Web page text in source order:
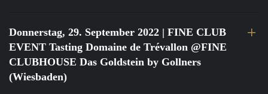
Donnerstag, 29. September 2022 | FINE CLUB
EVENT Tasting Domaine de Trévallon @FINE
CLUBHOUSE Das Goldstein by Gollners
(Wiesbaden)